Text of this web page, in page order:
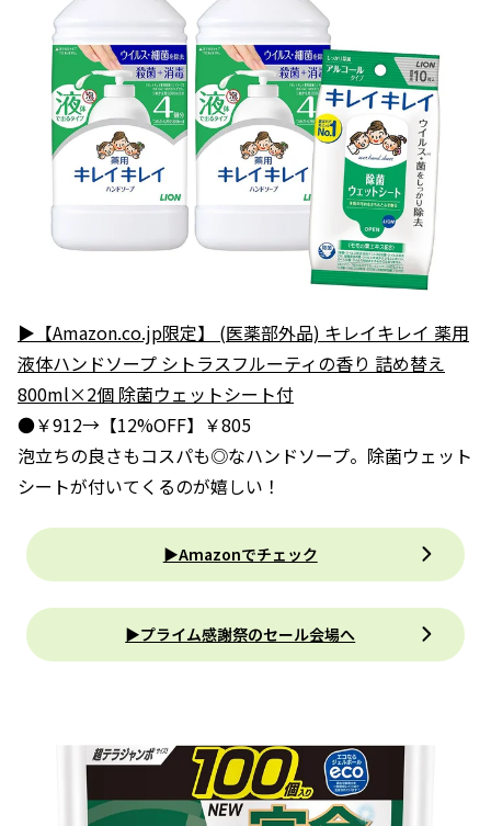
▶【Amazon.co.jp限定】 (医薬部外品) キレイキレイ 薬用
液体ハンドソープ シトラスフルーティの香り 詰め替え
800ml×2個 除菌ウェットシート付
●￥912→【12%OFF】￥805
泡立ちの良さもコスパも◎なハンドソープ。除菌ウェット
シートが付いてくるのが嬉しい！
▶Amazonでチェック
▶プライム感謝祭のセール会場へ